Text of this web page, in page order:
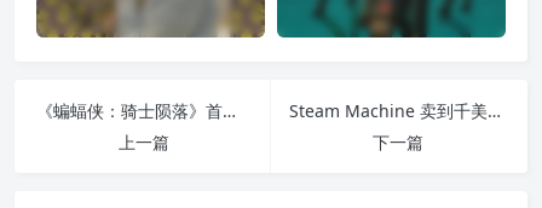
《蝙蝠侠：骑士陨落》首曝预告：贝恩“折背”名场面将以动画三部曲重现
上一篇
Steam Machine 卖到千美元：Valve 为何拒绝“亏本卖主机”？
下一篇